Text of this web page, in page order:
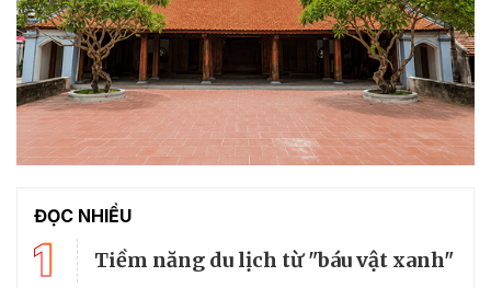
ĐỌC NHIỀU
1 Tiềm năng du lịch từ "báu vật xanh"